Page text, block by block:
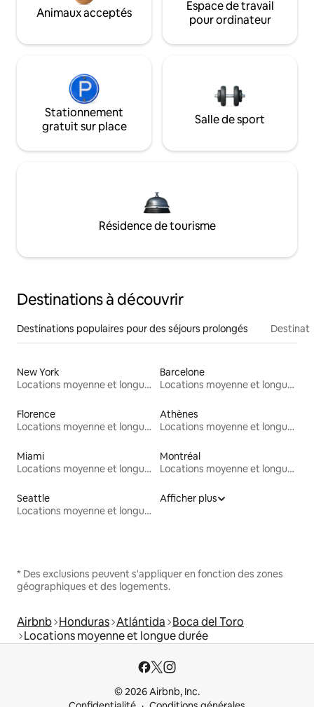
Animaux acceptés
Espace de travail
pour ordinateur
Stationnement
gratuit sur place
Salle de sport
Résidence de tourisme
Destinations à découvrir
Destinations populaires pour des séjours prolongés
New York
Locations moyenne et longue durée
Barcelone
Locations moyenne et longue durée
Florence
Locations moyenne et longue durée
Athènes
Locations moyenne et longue durée
Miami
Locations moyenne et longue durée
Montréal
Locations moyenne et longue durée
Seattle
Locations moyenne et longue durée
Afficher plus
* Des exclusions peuvent s'appliquer en fonction des zones
géographiques et des logements.
Airbnb Honduras Atlántida Boca del Toro
Locations moyenne et longue durée
© 2026 Airbnb, Inc.